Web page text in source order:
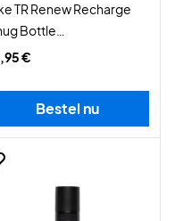
TR Renew Recharge
Bottle
Black/White
€
Bestel nu